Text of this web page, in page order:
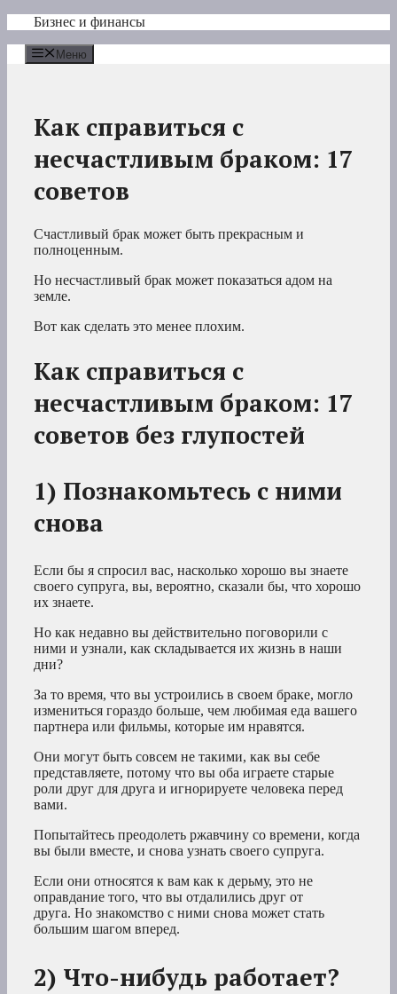
Перейти
содержимому
Бизнес и финансы
Меню
Как справиться с
несчастливым браком: 17
советов
Счастливый брак может быть прекрасным и
полноценным.
Но несчастливый брак может показаться адом на
земле.
Вот как сделать это менее плохим.
Как справиться с
несчастливым браком: 17
советов без глупостей
1) Познакомьтесь с ними
снова
Если бы я спросил вас, насколько хорошо вы знаете
своего супруга, вы, вероятно, сказали бы, что хорошо
их знаете.
Но как недавно вы действительно поговорили с
ними и узнали, как складывается их жизнь в наши
дни?
За то время, что вы устроились в своем браке, могло
измениться гораздо больше, чем любимая еда вашего
партнера или фильмы, которые им нравятся.
Они могут быть совсем не такими, как вы себе
представляете, потому что вы оба играете старые
роли друг для друга и игнорируете человека перед
вами.
Попытайтесь преодолеть ржавчину со времени, когда
вы были вместе, и снова узнать своего супруга.
Если они относятся к вам как к дерьму, это не
оправдание того, что вы отдалились друг от
друга. Но знакомство с ними снова может стать
большим шагом вперед.
2) Что-нибудь работает?